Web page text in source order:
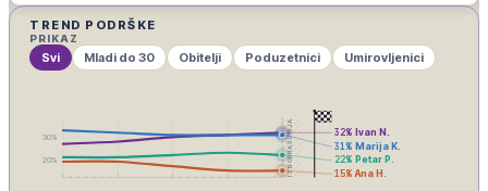
TREND PODRŠKE
PRIKAZ
Svi Mladi do 30 Obitelji Poduzetnici Umirovljenici
IZBORNA ŠUTNJA
20%
30% 32% Ivan N.
31% Marija K.
22% Petar P.
15% Ana H.